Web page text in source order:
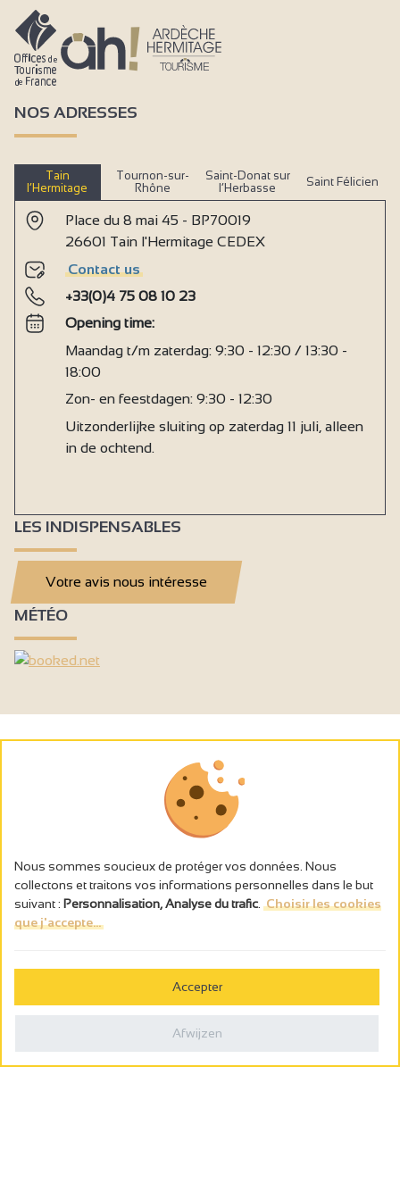
NOS ADRESSES
Tain
l’Hermitage
Tournon-sur-
Rhône
Saint-Donat sur
l’Herbasse
Saint Félicien
Place du 8 mai 45 - BP70019
26601 Tain l'Hermitage CEDEX
Contact us
+33(0)4 75 08 10 23
Opening time:
Maandag t/m zaterdag: 9:30 - 12:30 / 13:30 -
18:00
Zon- en feestdagen: 9:30 - 12:30
Uitzonderlijke sluiting op zaterdag 11 juli, alleen
in de ochtend.
LES INDISPENSABLES
Votre avis nous intéresse
MÉTÉO
L’abus d’alcool est dangereux pour la santé, à consommer avec
Politique de confidentialité
Nous sommes soucieux de protéger vos données. Nous
collectons et traitons vos informations personnelles dans le but
suivant : Personnalisation, Analyse du trafic Choisir les cookies
que j'accepte...
Accepter
Afwijzen